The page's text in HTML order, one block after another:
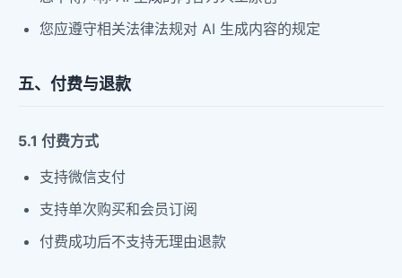
您应遵守相关法律法规对 AI 生成内容的规定
五、付费与退款
5.1 付费方式
支持微信支付
支持单次购买和会员订阅
付费成功后不支持无理由退款